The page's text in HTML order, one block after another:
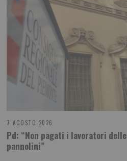
7 AGOSTO 2026
Pd: “Non pagati i lavoratori
pannolini”